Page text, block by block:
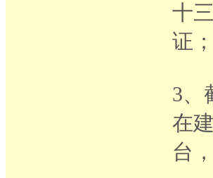
十
证
3、
在
台